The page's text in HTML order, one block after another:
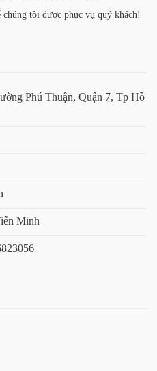
chúng tôi được phục vụ quý khách!
Phú Thuận, Quận 7, Tp Hồ
Minh